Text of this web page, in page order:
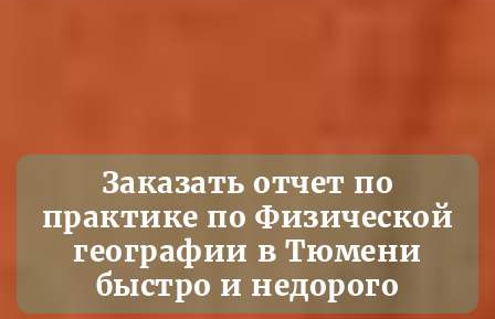
Заказать отчет по
практике по Физической
географии в Тюмени
быстро и недорого